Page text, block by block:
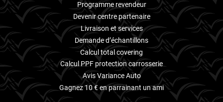
Programme revendeur
Devenir centre partenaire
Livraison et services
Demande d’échantillons
Calcul total covering
Calcul PPF protection carrosserie
Avis Variance Auto
Gagnez 10 € en parrainant un ami